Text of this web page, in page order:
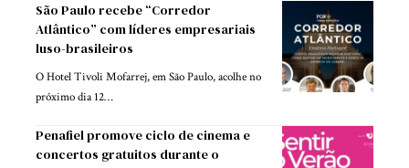
São Paulo recebe “Corredor
Atlântico” com líderes empresariais
luso-brasileiros
O Hotel Tivoli Mofarrej, em São Paulo, acolhe no
próximo dia 12…
Penafiel promove ciclo de cinema e
concertos gratuitos durante o